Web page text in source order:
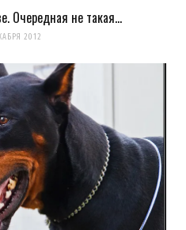
сайта в этом браузере для
по email.
почтой.
Оповещать о новых
на комментарии
Очередная не такая…
2012